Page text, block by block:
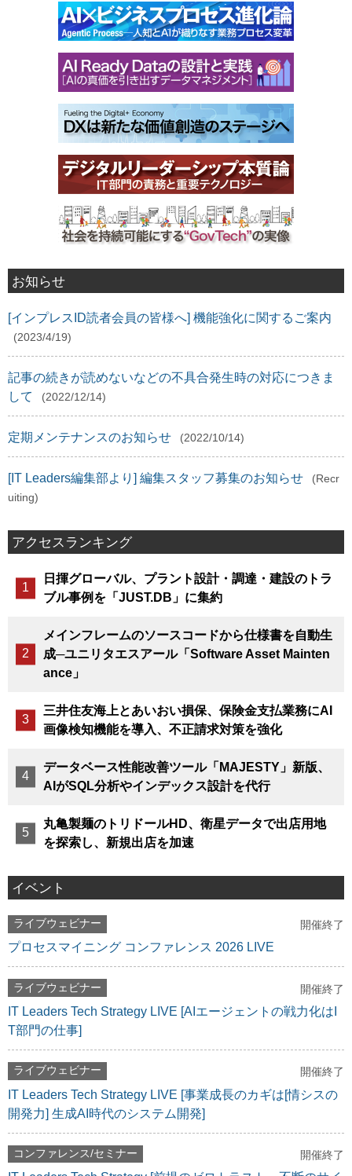
お知らせ
[インプレスID読者会員の皆様へ] 機能強化に関するご案内
(2023/4/19)
記事の続きが読めないなどの不具合発生時の対応につきま
して
(2022/12/14)
定期メンテナンスのお知らせ (2022/10/14)
[IT Leaders編集部より] 編集スタッフ募集のお知らせ
(Recr
uiting)
アクセスランキング
日揮グローバル、プラント設計・調達・建設のトラ
ブル事例を「JUST.DB」に集約
メインフレームのソースコードから仕様書を自動生
成─ユニリタエスアール「Software Asset Mainten
ance」
三井住友海上とあいおい損保、保険金支払業務にAI
画像検知機能を導入、不正請求対策を強化
データベース性能改善ツール「MAJESTY」新版、
AIがSQL分析やインデックス設計を代行
丸亀製麺のトリドールHD、衛星データで出店用地
を探索し、新規出店を加速
イベント
ライブウェビナー 開催終了
プロセスマイニング コンファレンス 2026 LIVE
ライブウェビナー 開催終了
IT Leaders Tech Strategy LIVE [AIエージェントの戦力化はI
T部門の仕事]
ライブウェビナー 開催終了
IT Leaders Tech Strategy LIVE [事業成長のカギは[情シスの
開発力] 生成AI時代のシステム開発]
コンファレンス/セミナー 開催終了